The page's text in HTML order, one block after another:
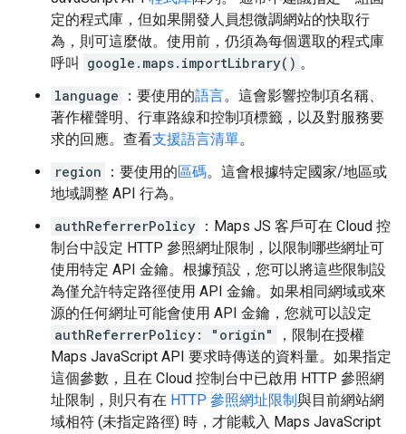
定的程式庫，但如果開發人員想微調網站的快取行
為，則可這麼做。使用前，仍須為每個選取的程式庫
呼叫
google.maps.importLibrary() 。
language
：要使用的語言。這會影響控制項名稱、
著作權聲明、行車路線和控制項標籤，以及對服務要
求的回應。查看支援語言清單。
region
：要使用的區碼。這會根據特定國家/地區或
地域調整 API 行為。
authReferrerPolicy ：Maps JS 客戶可在 Cloud 控
制台中設定 HTTP 參照網址限制，以限制哪些網址可
使用特定 API 金鑰。根據預設，您可以將這些限制設
為僅允許特定路徑使用 API 金鑰。如果相同網域或來
源的任何網址可能會使用 API 金鑰，您就可以設定
authReferrerPolicy: "origin"
，限制在授權
Maps JavaScript API 要求時傳送的資料量。如果指定
這個參數，且在 Cloud 控制台中已啟用 HTTP 參照網
址限制，則只有在 HTTP 參照網址限制與目前網站網
域相符 (未指定路徑) 時，才能載入 Maps JavaScript